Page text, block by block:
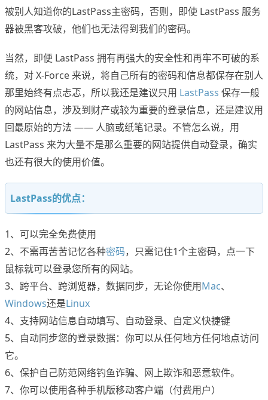
被别人知道你的LastPass主密码，否则，即使 LastPass 服务
器被黑客攻破，他们也无法得到我们的密码。
当然，即便 LastPass 拥有再强大的安全性和再牢不可破的系
统，对 X-Force 来说，将自己所有的密码和信息都保存在别人
那里始终有点忐忑，所以我还是建议只用 LastPass 保存一般
的网站信息，涉及到财产或较为重要的登录信息，还是建议用
回最原始的方法 —— 人脑或纸笔记录。不管怎么说，用
LastPass 来为大量不是那么重要的网站提供自动登录，确实
也还有很大的使用价值。
LastPass的优点：
1、可以完全免费使用
2、不需再苦苦记忆各种密码，只需记住1个主密码，点一下
鼠标就可以登录您所有的网站。
3、跨平台、跨浏览器，数据同步，无论你使用Mac、
Windows还是Linux
4、支持网站信息自动填写、自动登录、自定义快捷键
5、自动同步您的登录数据：你可以从任何地方任何地点访问
它。
6、保护自己防范网络钓鱼诈骗、网上欺诈和恶意软件。
7、你可以使用各种手机版移动客户端（付费用户）